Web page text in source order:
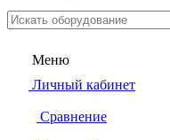
Меню
Личный кабинет
Сравнение